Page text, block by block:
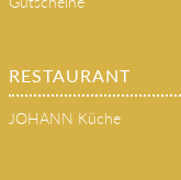
RESTAURANT
JOHANN Küche